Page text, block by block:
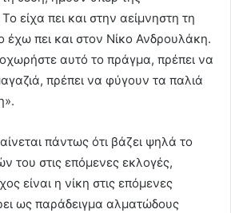
είχα πει και στην αείμνηστη τη
πει και στον Νίκο Ανδρουλάκη.
αυτό το πράγμα, πρέπει να
πρέπει να φύγουν τα παλιά
πάντως ότι βάζει ψηλά το
του στις επόμενες εκλογές,
είναι η νίκη στις επόμενες
ως παράδειγμα αλματώδους